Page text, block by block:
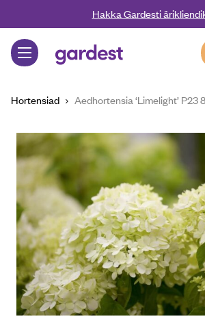
Liigu edasi põhisisu juurdeHakka Gardesti
Gardest
Hortensiad Aedhortensia ‘Limelight’ P23